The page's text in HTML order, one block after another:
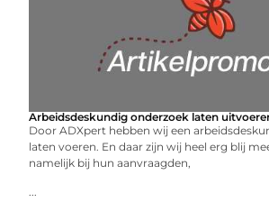
Arbeidsdeskundig onderzoek laten
Door ADXpert hebben wij een
laten voeren. En daar zijn wij heel erg blij
namelijk bij hun aanvraagden,
...